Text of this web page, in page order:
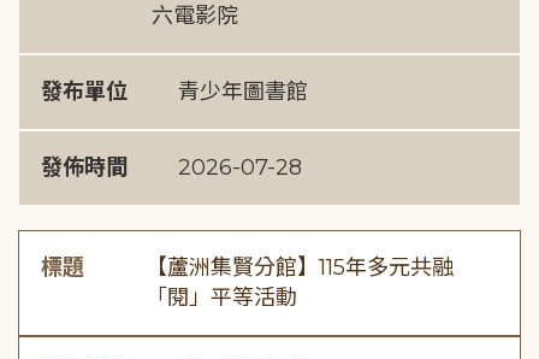
六電影院
發布單位 青少年圖書館
發佈時間 2026-07-28
標題
【蘆洲集賢分館】115年多元共融
「閱」平等活動